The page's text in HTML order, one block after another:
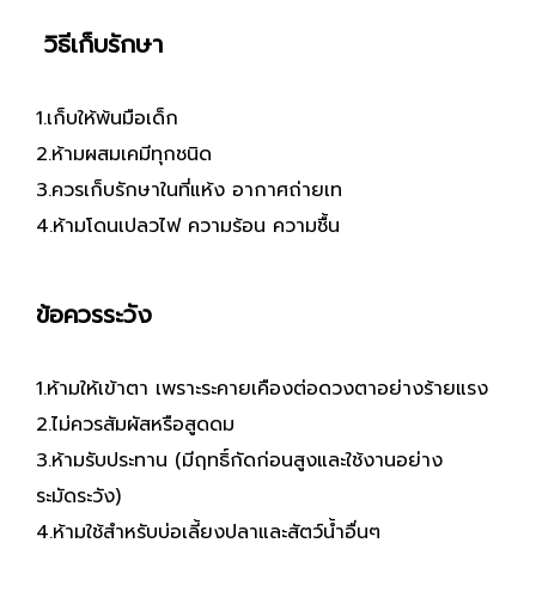
วิธีเก็บรักษา
1.เก็บให้พ้นมือเด็ก
2.ห้ามผสมเคมีทุกชนิด
3.ควรเก็บรักษาในที่แห้ง อากาศถ่ายเท
4.ห้ามโดนเปลวไฟ ความร้อน ความชื้น
ข้อควรระวัง
1.ห้ามให้เข้าตา เพราะระคายเคืองต่อดวงตาอย่างร้ายแรง
2.ไม่ควรสัมผัสหรือสูดดม
3.ห้ามรับประทาน (มีฤทธิ์กัดก่อนสูงและใช้งานอย่าง
ระมัดระวัง)
4.ห้ามใช้สำหรับบ่อเลี้ยงปลาและสัตว์น้ำอื่นๆ